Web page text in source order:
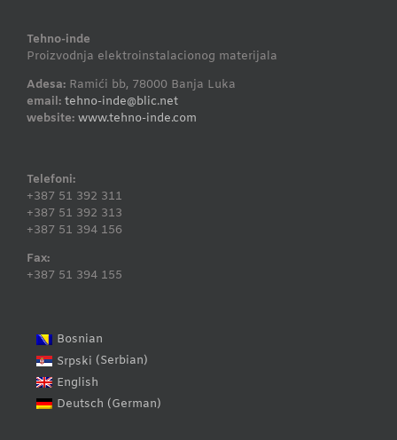
Tehno-inde
Proizvodnja elektroinstalacionog materijala
Adesa: Ramići bb, 78000 Banja Luka
email: tehno-inde@blic.net
website: www.tehno-inde.com
Telefoni:
+387 51 392 311
+387 51 392 313
+387 51 394 156
Fax:
+387 51 394 155
Bosnian
Srpski (Serbian)
English
Deutsch (German)